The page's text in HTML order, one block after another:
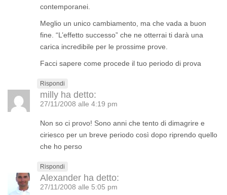
contemporanei.
Meglio un unico cambiamento, ma che vada a buon
fine. “L’effetto successo” che ne otterrai ti darà una
carica incredibile per le prossime prove.
Facci sapere come procede il tuo periodo di prova
Rispondi
milly ha detto:
27/11/2008 alle 4:19 pm
Non so ci provo! Sono anni che tento di dimagrire e
ciriesco per un breve periodo così dopo riprendo quello
che ho perso
Rispondi
Alexander ha detto:
27/11/2008 alle 5:05 pm